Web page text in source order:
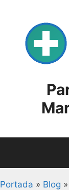
content
Portada » Blog »